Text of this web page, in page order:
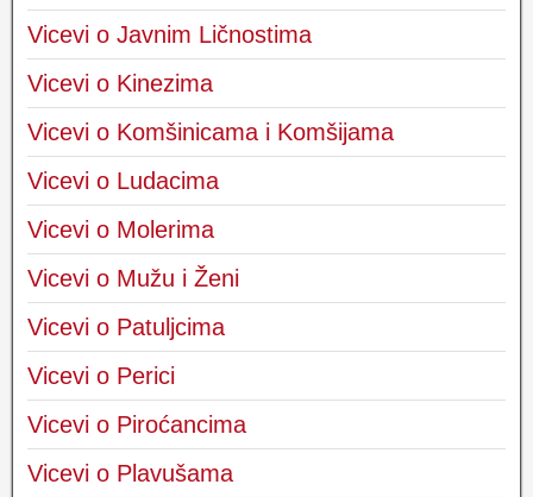
Vicevi o Javnim Ličnostima
Vicevi o Kinezima
Vicevi o Komšinicama i Komšijama
Vicevi o Ludacima
Vicevi o Molerima
Vicevi o Mužu i Ženi
Vicevi o Patuljcima
Vicevi o Perici
Vicevi o Piroćancima
Vicevi o Plavušama